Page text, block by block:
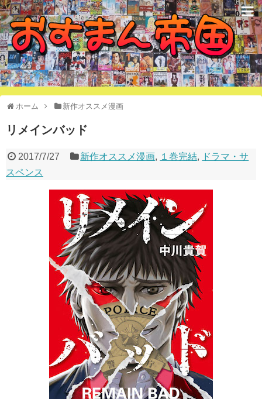
オススメ漫画で構成された国
ホーム 新作オススメ漫画
リメインバッド
2017/7/27 新作オススメ漫画, １巻完結, ドラマ・サ
スペンス